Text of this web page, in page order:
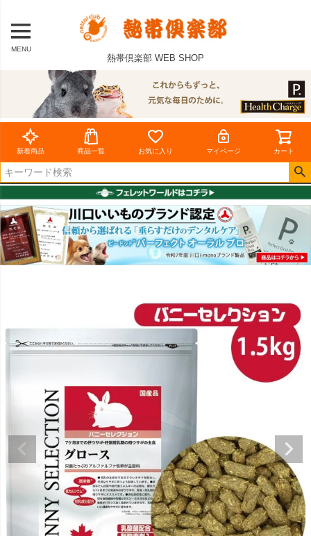
MENU
熱帯倶楽部 WEB SHOP
新着商品 商品一覧 お気に入り マイページ カート